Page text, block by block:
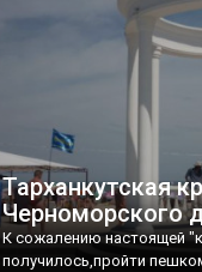
Тарханкутская
Черноморского
К сожалению настоящей
получилось,пройти